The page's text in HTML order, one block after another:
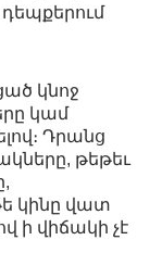
կնոջ
կամ
Դրանց
թեթեւ
կինը վատ
ի վիճակի չէ